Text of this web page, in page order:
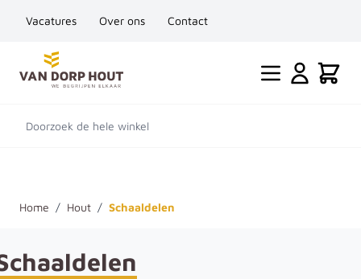
Vacatures Over ons Contact
Ga naar de inhoud
Cart
Doorzoek de hele winkel
Home / Hout / Schaaldelen